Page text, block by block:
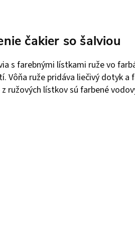
čakier so šalviou
s farebnými lístkami ruže vo
Vôňa ruže pridáva liečivý dotyk
ružových lístkov sú farbené